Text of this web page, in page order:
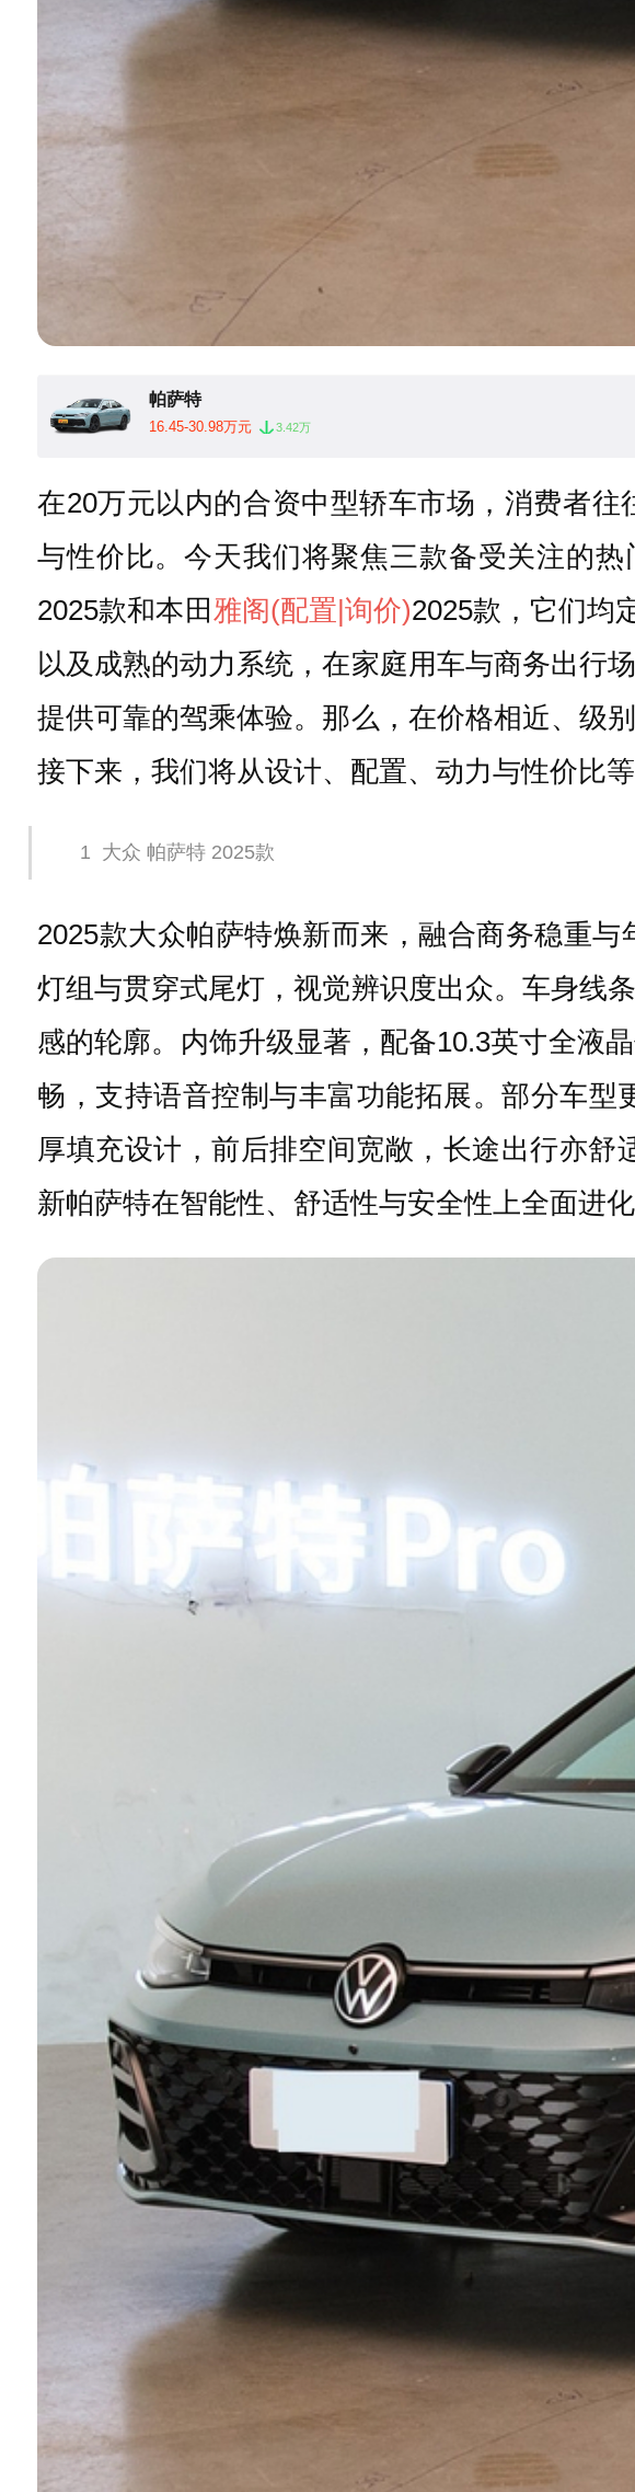
帕萨特
16.45-30.98万元 3.42万
在20万元以内的合资中型轿车市场，消费者
与性价比。今天我们将聚焦三款备受关注的
2025款和本田 雅阁(配置|询价)2025款，它们均
以及成熟的动力系统，在家庭用车与商务出行
提供可靠的驾乘体验。那么，在价格相近、级
接下来，我们将从设计、配置、动力与性价比
1 大众 帕萨特 2025款
2025款大众帕萨特焕新而来，融合商务稳重
灯组与贯穿式尾灯，视觉辨识度出众。车身线
感的轮廓。内饰升级显著，配备10.3英寸全液
畅，支持语音控制与丰富功能拓展。部分车
厚填充设计，前后排空间宽敞，长途出行亦
新帕萨特在智能性、舒适性与安全性上全面进